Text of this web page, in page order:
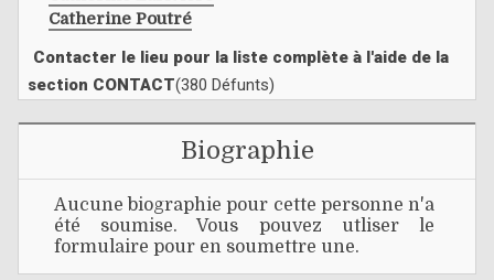
Catherine Poutré
Contacter le lieu pour la liste complète à l'aide de la
section CONTACT(380 Défunts)
Biographie
Aucune biographie pour cette personne n'a
été soumise. Vous pouvez utliser le
formulaire pour en soumettre une.